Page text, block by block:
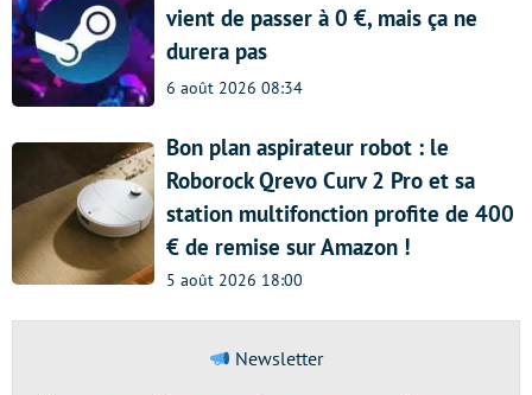
vient de passer à 0 €, mais ça ne
durera pas
6 août 2026 08:34
Bon plan aspirateur robot : le
Roborock Qrevo Curv 2 Pro et sa
station multifonction profite de 400
€ de remise sur Amazon !
5 août 2026 18:00
Newsletter